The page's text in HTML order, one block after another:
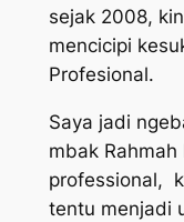
sejak 2008,
mencicipi
Profesional.
Saya jadi
mbak
professional,
tentu menjadi